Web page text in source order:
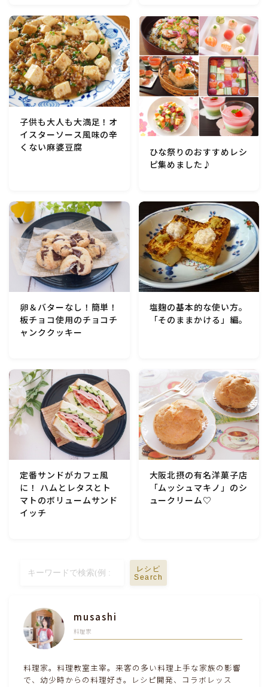
子供も大人も大満足！オ
イスターソース風味の辛
くない麻婆豆腐
ひな祭りのおすすめレシ
ピ集めました♪
卵＆バターなし！簡単！
板チョコ使用のチョコチ
ャンククッキー
塩麹の基本的な使い方。
「そのままかける」編。
定番サンドがカフェ風
に！ ハムとレタスとト
マトのボリュームサンド
イッチ
大阪北摂の有名洋菓子店
「ムッシュマキノ」のシ
ュークリーム♡
レシピ
Search
musashi
料理家
料理家。料理教室主宰。来客の多い料理上手な家族の影響
で、幼少時からの料理好き。レシピ開発、コラボレッス